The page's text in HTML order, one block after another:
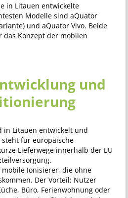
in Litauen entwickelte
Modelle sind aQuator
und aQuator Vivo. Beide
Konzept der mobilen
und
in Litauen entwickelt und
für europäische
Lieferwege innerhalb der EU
mobile Ionisierer, die ohne
Der Vorteil: Nutzer
Büro, Ferienwohnung oder